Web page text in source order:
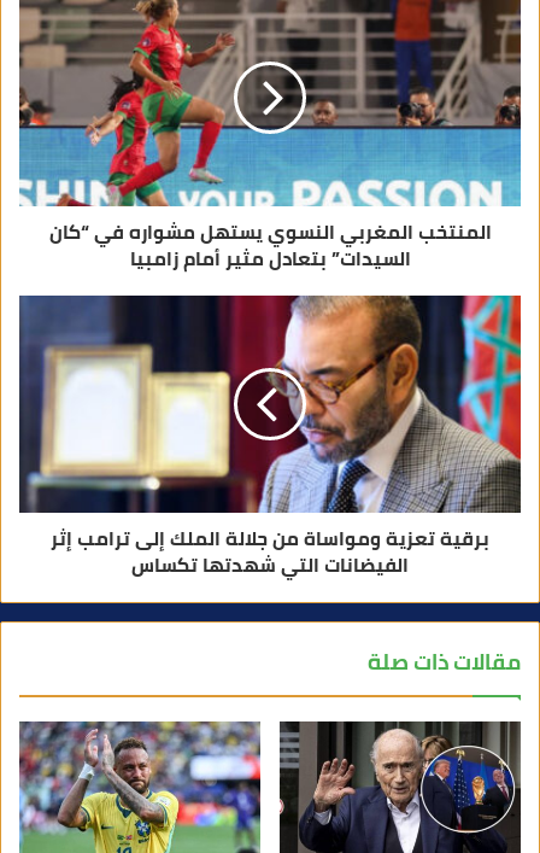
ل
إ
ل
ك
ت
ر
و
المنتخب المغربي النسوي يستهل مشواره في “كان
السيدات” بتعادل مثير أمام زامبيا
برقية تعزية ومواساة من جلالة الملك إلى ترامب إثر
الفيضانات التي شهدتها تكساس
مقالات ذات صلة